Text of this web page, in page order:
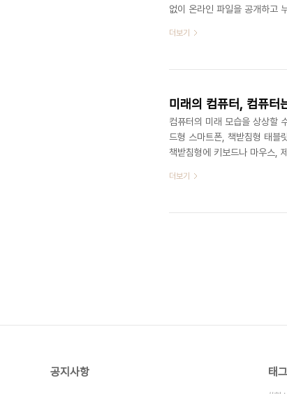
없이 온라인 파일을 공개하고
탄생으로 디지털 지식의 과금
더보기
미래의 컴퓨터, 컴퓨터
컴퓨터의 미래 모습을 상상할
드형 스마트폰, 책받침형 태블
책받침형에 키보드나 마우스,
형이 나올 겁니다. 이때는 이
재 나와 있는 주변기기 속으로
더보기
공지사항 태그